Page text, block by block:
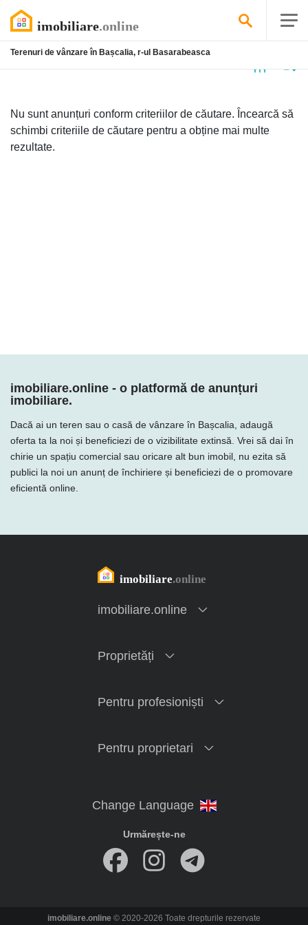
Terenuri de vânzare în Bașcalia, r-ul Basarabeasca
Nu sunt anunțuri conform criteriilor de căutare. Încearcă să
schimbi criteriile de căutare pentru a obține mai multe
rezultate.
imobiliare.online - o platformă de anunțuri
imobiliare.
Dacă ai un teren sau o casă de vânzare în Bașcalia, adaugă
oferta ta la noi și beneficiezi de o vizibilitate extinsă. Vrei să dai în
chirie un spațiu comercial sau oricare alt bun imobil, nu ezita să
publici la noi un anunț de închiriere și beneficiezi de o promovare
eficientă online.
imobiliare.online
Proprietăți
Pentru profesioniști
Pentru proprietari
Urmărește-ne
imobiliare.online © 2020-2026 Toate drepturile rezervate